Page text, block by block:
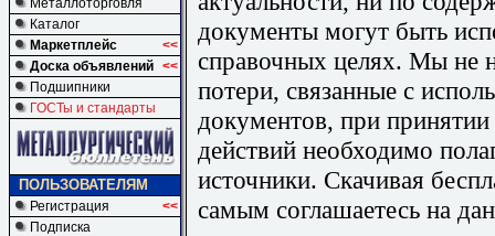
Металлоторговля
Каталог
Маркетплейс
<<
Доска объявлений <<
Подшипники
ГОСТы и стандарты
ПОЛЬЗОВАТЕЛЯМ
Регистрация
<<
Подписка
документы могут быть
справочных целях. Мы не
потери, связанные с
документов, при
действий необходимо
источники. Скачивая
самым соглашаетесь на